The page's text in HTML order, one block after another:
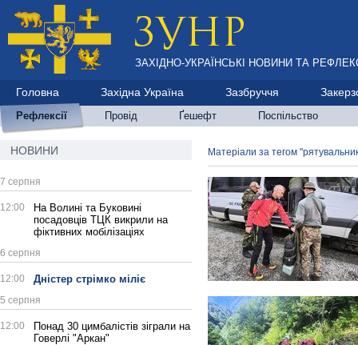
ЗАХІДНО-УКРАЇНСЬКІ НОВИНИ ТА
Головна Західна Україна Зазбруччя
Рефлексії Провід Ґешефт Поспільство
НОВИНИ
7 серпня
12:00
На Волині та Буковині
посадовців ТЦК викрили на
фіктивних мобілізаціях
6 серпня
12:00 Дністер стрімко міліє
5 серпня
12:00
Понад 30 цимбалістів зіграли на
Говерлі "Аркан"
Матеріали за тегом